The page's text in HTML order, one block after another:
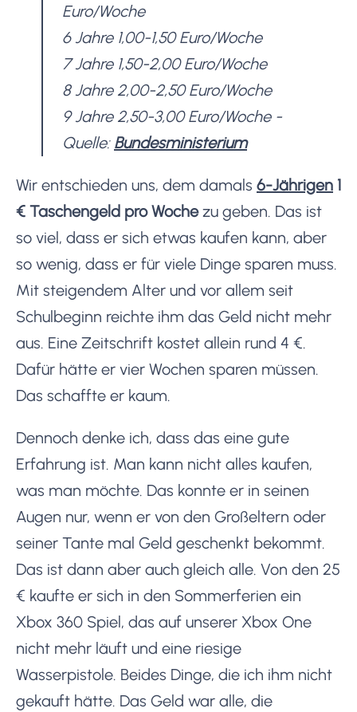
Euro/Woche
6 Jahre 1,00-1,50 Euro/Woche
7 Jahre 1,50-2,00 Euro/Woche
8 Jahre 2,00-2,50 Euro/Woche
9 Jahre 2,50-3,00 Euro/Woche -
Quelle: Bundesministerium
Wir entschieden uns, dem damals 6-Jährigen 1
€ Taschengeld pro Wochezu geben. Das ist
so viel, dass er sich etwas kaufen kann, aber
so wenig, dass er für viele Dinge sparen muss.
Mit steigendem Alter und vor allem seit
Schulbeginn reichte ihm das Geld nicht mehr
aus. Eine Zeitschrift kostet allein rund 4 €.
Dafür hätte er vier Wochen sparen müssen.
Das schaffte er kaum.
Dennoch denke ich, dass das eine gute
Erfahrung ist. Man kann nicht alles kaufen,
was man möchte. Das konnte er in seinen
Augen nur, wenn er von den Großeltern oder
seiner Tante mal Geld geschenkt bekommt.
Das ist dann aber auch gleich alle. Von den 25
€ kaufte er sich in den Sommerferien ein
Xbox 360 Spiel, das auf unserer Xbox One
nicht mehr läuft und eine riesige
Wasserpistole. Beides Dinge, die ich ihm nicht
gekauft hätte. Das Geld war alle, die